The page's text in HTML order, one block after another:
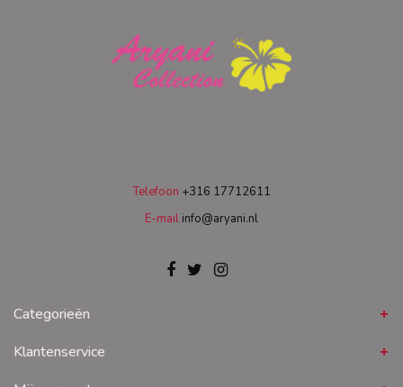
Telefoon +316 17712611
E-mail info@aryani.nl
Categorieën
Klantenservice